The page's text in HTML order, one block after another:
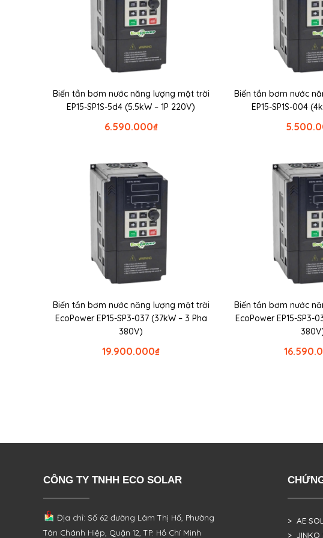
Biến tần bơm nước năng lượng mặt trời
EP15-SP1S-5d4 (5.5kW – 1P 220V)
₫
6.590.000
Biến tần bơm nước
EP15-SP1S-004
Biến tần bơm nước năng lượng mặt trời
EcoPower EP15-SP3-037 (37kW – 3 Pha
380V)
₫
19.900.000
Biến tần bơm nước
EcoPower EP15-SP3-
CÔNG TY TNHH ECO SOLAR
Địa chỉ: Số 62 đường Lâm Thị Hố, Phường
Tân Chánh Hiệp, Quận 12, TP. Hồ Chí Minh
> AE
> JINKO